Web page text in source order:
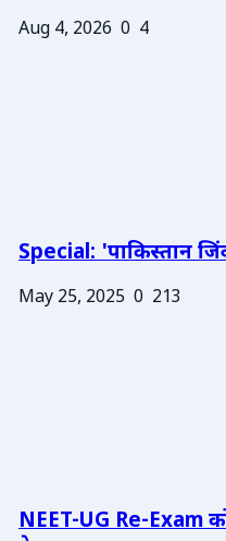
Aug 4, 2026 0 4
Special: 'पाकिस्तान
May 25, 2025 0 213
NEET-UG Re-Exam